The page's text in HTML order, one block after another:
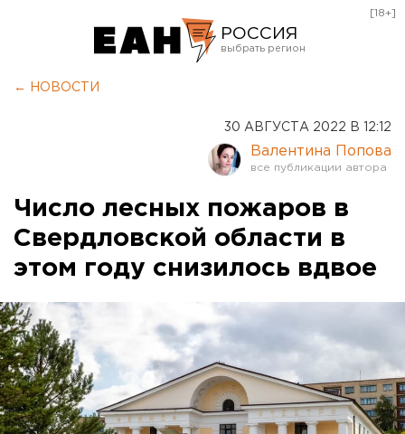
РОССИЯ
Курган
Оренбург
[18+]
← НОВОСТИ
30 АВГУСТА 2022 В 12:12
Валентина Попова
Число лесных пожаров в
Свердловской области в
этом году снизилось вдвое